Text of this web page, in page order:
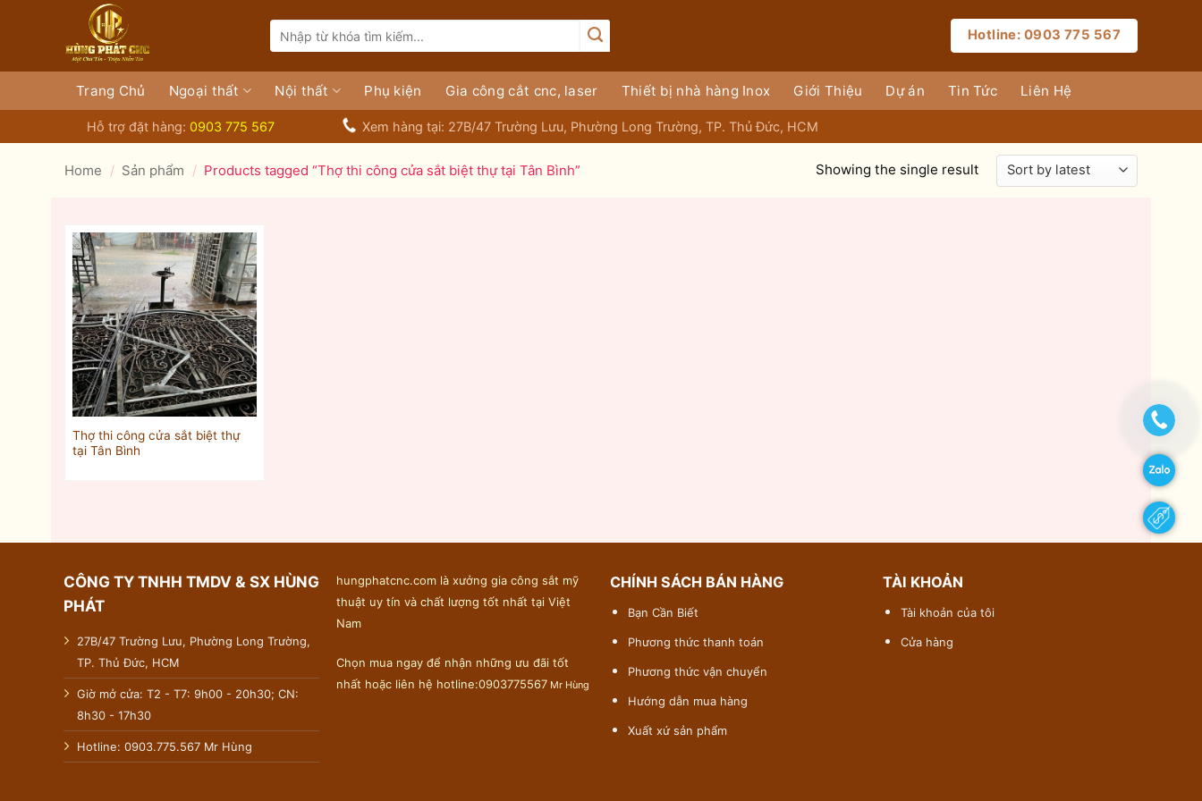
dung
for:
Hotline: 0903 775 567
Trang Chủ Ngoại thất Nội thất Phụ kiện Gia công cắt cnc, laser Thiết bị nhà hàng Inox Giới Thiệu Dự án Tin Tức Liên Hệ
Hỗ trợ đặt hàng: 0903 775 567 Xem hàng tại: 27B/47 Trường Lưu, Phường Long Trường, TP. Thủ Đức, HCM
Home / Sản phẩm / Products tagged “Thợ thi công cửa sắt biệt thự tại Tân Bình” Showing the single result
Thợ thi công cửa sắt biệt thự
tại Tân Bình
CÔNG TY TNHH TMDV & SX HÙNG
PHÁT
27B/47 Trường Lưu, Phường Long Trường,
TP. Thủ Đức, HCM
Giờ mở cửa: T2 - T7: 9h00 - 20h30; CN:
8h30 - 17h30
Hotline: 0903.775.567 Mr Hùng
hungphatcnc.com là xưởng gia công sắt mỹ
thuật uy tín và chất lượng tốt nhất tại Việt
Nam
Chọn mua ngay để nhận những ưu đãi tốt
nhất hoặc liên hệ hotline:0903775567 Mr Hùng
CHÍNH SÁCH BÁN HÀNG
Bạn Cần Biết
Phương thức thanh toán
Phương thức vận chuyển
Hướng dẫn mua hàng
Xuất xứ sản phẩm
TÀI KHOẢN
Tài khoản của tôi
Cửa hàng